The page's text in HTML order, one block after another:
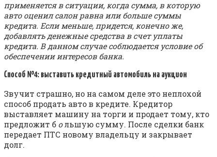
применяется в ситуации, когда сумма, в которую
авто оценил салон равна или больше суммы
кредита. Если меньше, придется, конечно же,
добавлять денежные средства в счет уплаты
кредита. В данном случае соблюдается условие об
обеспечении интересов банка.
Способ №4: выставить кредитный автомобиль на аукцион
Звучит страшно, но на самом деле это неплохой
способ продать авто в кредите. Кредитор
выставляет машину на торги и продает тому, кто
предложит б ольшую сумму. После сделки банк
передает ПТС новому владельцу и закрывает
долг.